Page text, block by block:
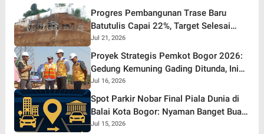
Progres Pembangunan Trase Baru
Batutulis Capai 22%, Target Selesai
Oktober 2026!
Jul 21, 2026
Proyek Strategis Pemkot Bogor 2026:
Gedung Kemuning Gading Ditunda, Ini
yang Tetap Gaspol!
Jul 16, 2026
Spot Parkir Nobar Final Piala Dunia di
Balai Kota Bogor: Nyaman Banget Buat
Nonton Bareng!
Jul 15, 2026